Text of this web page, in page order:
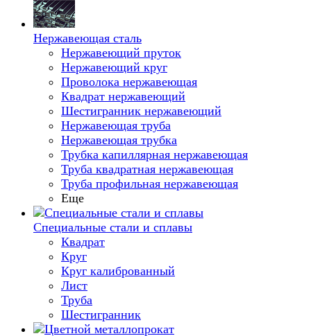
Нержавеющая сталь
Нержавеющий пруток
Нержавеющий круг
Проволока нержавеющая
Квадрат нержавеющий
Шестигранник нержавеющий
Нержавеющая труба
Нержавеющая трубка
Трубка капиллярная нержавеющая
Труба квадратная нержавеющая
Труба профильная нержавеющая
Еще
Специальные стали и сплавы
Квадрат
Круг
Круг калиброванный
Лист
Труба
Шестигранник